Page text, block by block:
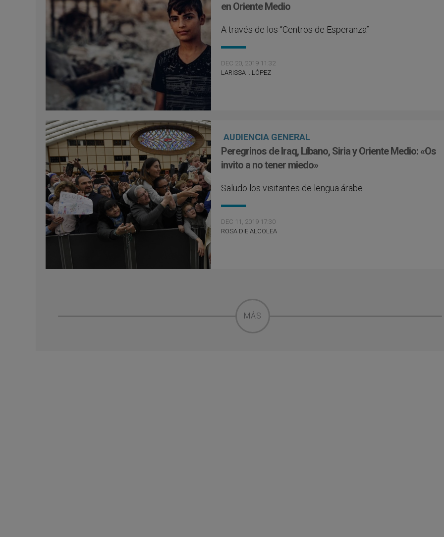
en Oriente Medio
A través de los “Centros de Esperanza”
DEC 20, 2019 11:32
LARISSA I. LÓPEZ
AUDIENCIA GENERAL
Peregrinos de Iraq, Líbano, Siria y Oriente Medio: «Os
invito a no tener miedo»
Saludo los visitantes de lengua árabe
DEC 11, 2019 17:30
ROSA DIE ALCOLEA
MÁS